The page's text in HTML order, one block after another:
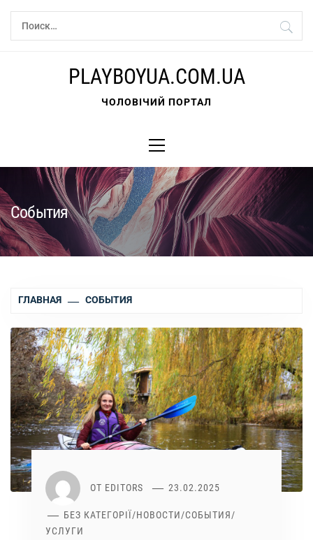
Перейти
Найти:
PLAYBOYUA.COM.UA
ЧОЛОВІЧИЙ ПОРТАЛ
меню
События
ГЛАВНАЯ СОБЫТИЯ
ОТ EDITORS 23.02.2025
БЕЗ КАТЕГОРІЇ/НОВОСТИ/СОБЫТИЯ/
УСЛУГИ